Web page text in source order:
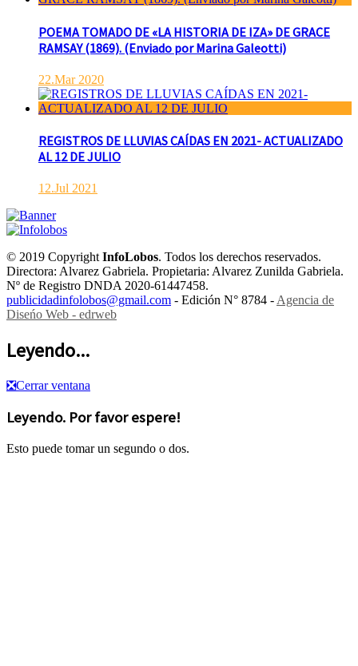
POEMA TOMADO DE «LA HISTORIA DE IZA» DE GRACE
RAMSAY (1869). (Enviado por Marina Galeotti)
22.Mar 2020
REGISTROS DE LLUVIAS CAÍDAS EN 2021- ACTUALIZADO
AL 12 DE JULIO
12.Jul 2021
© 2019 CopyrightInfoLobos. Todos los derechos reservados.
Directora: Alvarez Gabriela. Propietaria: Alvarez Zunilda Gabriela.
Nº de Registro DNDA 2020-61447458.
publicidadinfolobos@gmail.com - Edición N° 8784 -Agencia de
Diseńo Web - edrweb
Leyendo...
❎Cerrar ventana
Leyendo. Por favor espere!
Esto puede tomar un segundo o dos.